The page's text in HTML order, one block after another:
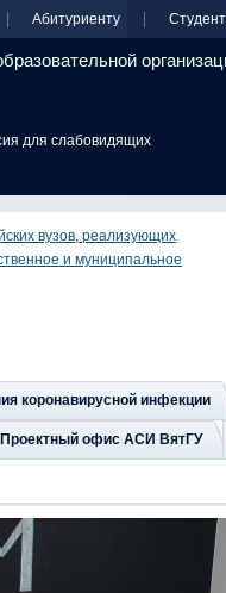
Абитуриенту
для слабовидящих
вузов, реализующих
и муниципальное
коронавирусной инфекции
Проектный офис АСИ ВятГУ